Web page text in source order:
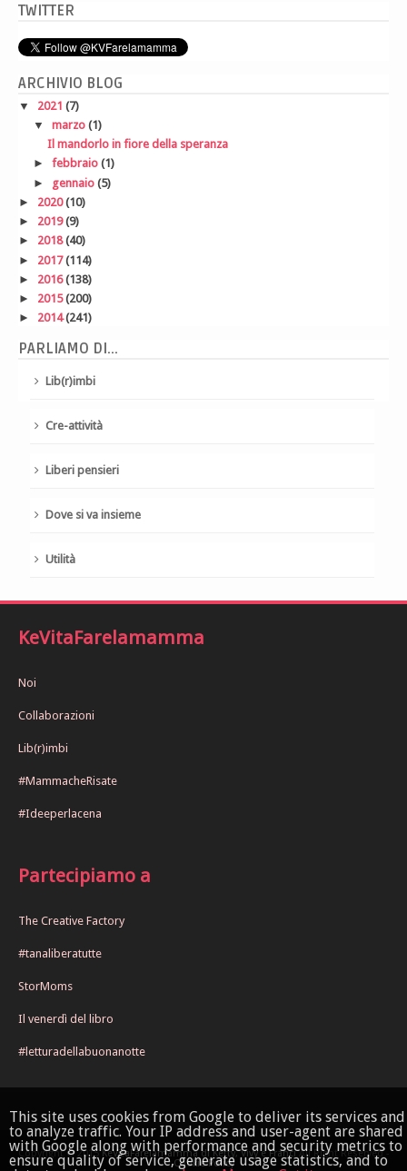
TWITTER
ARCHIVIO BLOG
▼ 2021 (7)
▼ marzo (1)
Il mandorlo in fiore della speranza
► febbraio (1)
► gennaio (5)
► 2020(10)
► 2019(9)
► 2018(40)
► 2017(114)
► 2016(138)
► 2015(200)
► 2014(241)
PARLIAMO DI...
Lib(r)imbi
Cre-attività
Liberi pensieri
Dove si va insieme
Utilità
KeVitaFarelamamma
Noi
Collaborazioni
Lib(r)imbi
#MammacheRisate
#Ideeperlacena
Partecipiamo a
The Creative Factory
#tanaliberatutte
StorMoms
Il venerdì del libro
#letturadellabuonanotte
Copyright © 2015KeVitaFarelamamma di Ketty, Vivy e FranciAll Right Reserved -
Cookie Policy
This site uses cookies from Google to deliver its services and
to analyze traffic. Your IP address and user-agent are shared
with Google along with performance and security metrics to
ensure quality of service, generate usage statistics, and to